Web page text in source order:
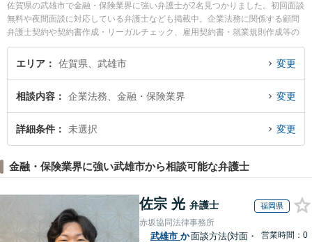
佐賀県の武雄市で金融・保険業界に強い弁護士が2名見つかりました。初回面談
無料や夜間面談に対応している弁護士なども掲載中。企業法務に関係する顧問
弁護士契約や契約書作成・リーガルチェック、雇用契約書・就業規則作成等の
細かな分野での絞り込み検索もでき便利です。特に弁護士法人桑原法律事務所
の矢野 雄基弁護士や武雄法律事務所の大和 幸四郎弁護士のプロフィール情報や
弁護士費用、強みなどが注目されています。『武雄市で土日や夜間に発生した
のトラブル解決の実績豊富な近くの弁護士を検索したい』『初回相談無料で金
融・保険業界を法律相談できる武雄市内の弁護士に相談予約したい』などでお
困りの相談者さんにおすすめです。
エリア 佐賀県、武雄市 変更
相談内容 企業法務、金融・保険業界 変更
詳細条件 未選択 変更
金融・保険業界に強い武雄市から相談可能な弁護士
佐宗 光 弁護士 福岡県
赤坂協同法律事務所
武雄市 か面談方法(対面・
営業時間：0